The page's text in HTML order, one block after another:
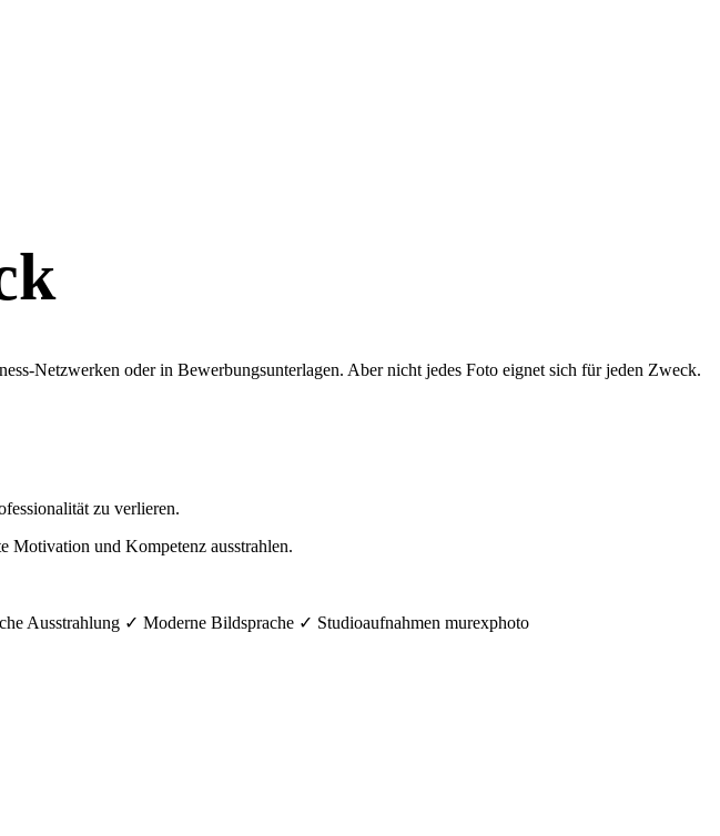
Netzwerken oder in Bewerbungsunterlagen. Aber nicht jedes Foto eignet sich für jeden Zweck.
zu verlieren.
Motivation und Kompetenz ausstrahlen.
Ausstrahlung ✓ Moderne Bildsprache ✓ Studioaufnahmen murexphoto